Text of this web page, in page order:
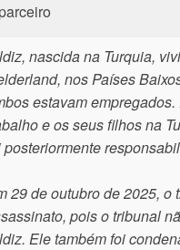
nascida na Turquia,
nos Países
estavam
e os seus filhos na
posteriormente
29 de outubro de 2025,
pois o tribunal
Ele também foi